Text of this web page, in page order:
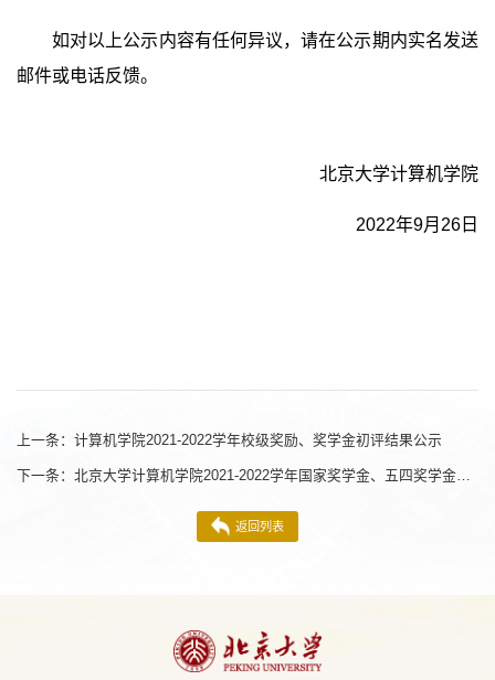
如对以上公示内容有任何异议，请在公示期内实名发送
邮件或电话反馈。
北京大学计算机学院
2022年9月 26 日
上一条： 计算机学院2021-2022学年校级奖励、奖学金初评结果公示
下一条： 北京大学计算机学院2021-2022学年国家奖学金、五四奖学金初评结果公示
返回列表